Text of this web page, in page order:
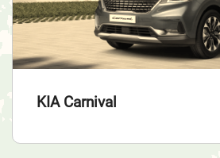
KIA Carnival